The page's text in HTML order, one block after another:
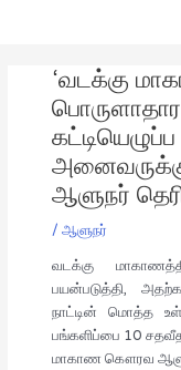
‘வடக்கு
ஆளுநர்
/ ஆளுநர்
வடக்கு
பயன்படுத்தி,
நாட்டின் மொத்த
பங்களிப்பை 10
மாகாண கௌரவ
navigation